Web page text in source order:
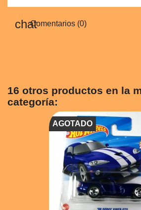
Comentarios (0)
16 otros productos en la
categoría:
AGOTADO